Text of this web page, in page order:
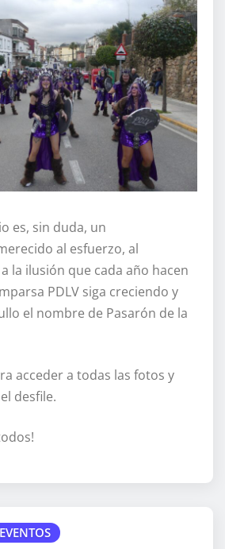
es, sin duda, un
al esfuerzo, al
la ilusión que cada año hacen
PDLV siga creciendo y
el nombre de Pasarón de la
acceder a todas las fotos y
desfile.